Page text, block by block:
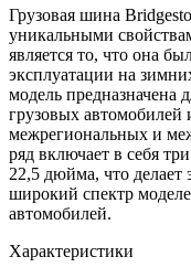
Грузовая шина
уникальными
является то, что она
эксплуатации на
модель предназначена
грузовых автомобилей
межрегиональных и
ряд включает в себя
22,5 дюйма, что делает
широкий спектр
автомобилей.
Характеристики